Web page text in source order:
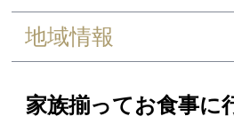
地域情報
家族揃ってお食事に